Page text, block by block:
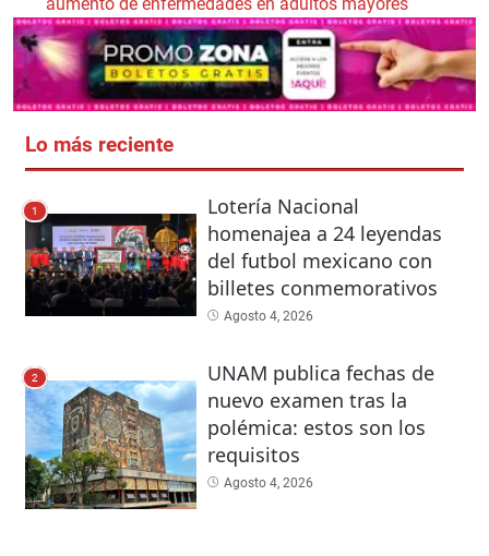
Lo más reciente
1
Lotería Nacional
homenajea a 24 leyendas
del futbol mexicano con
billetes conmemorativos
Agosto 4, 2026
2
UNAM publica fechas de
nuevo examen tras la
polémica: estos son los
requisitos
Agosto 4, 2026